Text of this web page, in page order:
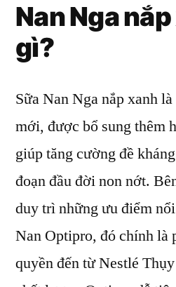
thương
Nan Nga
gì?
Sữa Nan Nga nắp xanh
mới, được bổ sung thêm
giúp tăng cường đề
đoạn đầu đời non nớt.
duy trì những ưu điểm
Nan Optipro, đó chính là
quyền đến từ Nestlé